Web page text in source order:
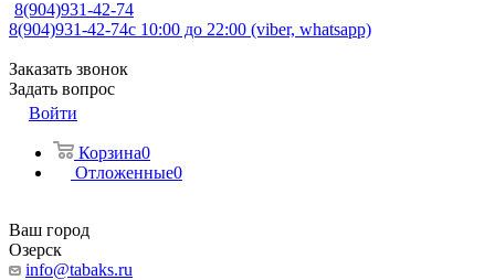
8(904)931-42-74
8(904)931-42-74с 10:00 до 22:00 (viber, whatsapp)
Заказать звонок
Задать вопрос
Войти
Корзина0
Отложенные0
Ваш город
Озерск
info@tabaks.ru